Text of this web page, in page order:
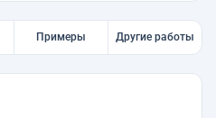
Примеры Другие работы